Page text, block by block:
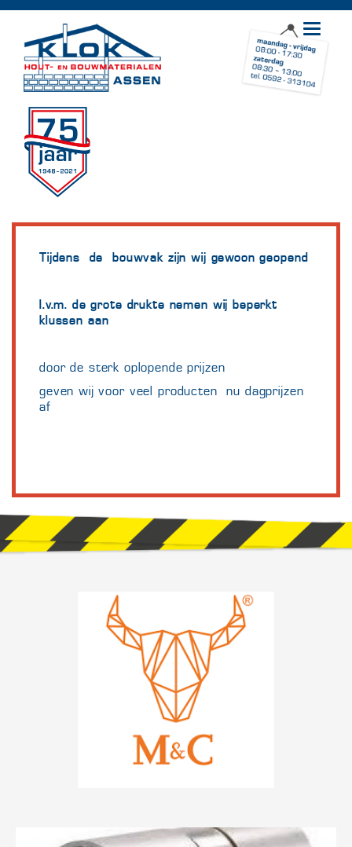
Toggle
Tijdens de bouwvak zijn wij gewoon geopend
I.v.m. de grote drukte nemen wij beperkt
klussen aan
door de sterk oplopende prijzen
geven wij voor veel producten nu dagprijzen
af